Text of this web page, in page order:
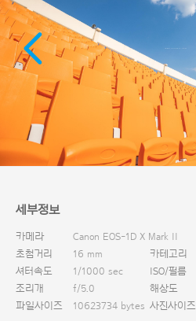
세부정보
카메라
Canon EOS-1D X Mark II
초첨거리
16 mm 카테고리
셔터속도
1/1000 sec ISO/필름
조리개
f/5.0 해상도
파일사이즈
10623734 bytes 사진사이즈